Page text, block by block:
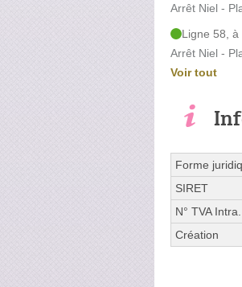
Arrêt Niel -
Ligne 58, à
Arrêt Niel -
Voir tout
Forme
SIRET
N° TVA Intra.
Création